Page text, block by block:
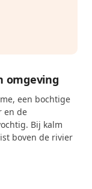
omgeving
een bochtige
en de
Bij kalm
boven de rivier